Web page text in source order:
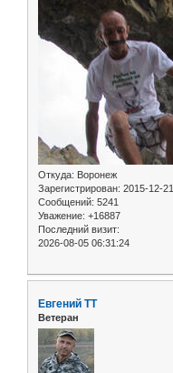
Откуда: Воронеж
Зарегистрирован: 2015-12-21
Сообщений: 5241
Уважение: +16887
Последний визит:
2026-08-05 06:31:24
Евгений ТТ
Ветеран